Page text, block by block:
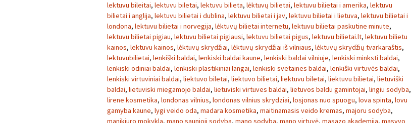
lektuvu bileitai, lektuvu biletai, lektuvu bilieta, lėktuvų bilietai, lektuvu bilietai i amerika, lektuvu
bilietai i anglija, lektuvu bilietai i dublina, lektuvu bilietai i jav, lektuvu bilietai i lietuva, lektuvu bilietai i
londona, lektuvu bilietai i norvegija, lėktuvų bilietai internetu, lektuvu bilietai paskutine minute,
lektuvu bilietai pigiau, lektuvu bilietai pigiausi, lektuvu bilietai pigus, lektuvu bilietai.lt, lektuvu bilietu
kainos, lektuvu kainos, lėktuvų skrydžiai, lėktuvų skrydžiai iš vilniaus, lėktuvų skrydžių tvarkaraštis,
lektuvubilietai, lenkiški baldai, lenkiski baldai kaune, lenkiski baldai vilniuje, lenkiski minksti baldai,
lenkiski odiniai baldai, lenkiski plastikiniai langai, lenkiski svetaines baldai, lenkiški virtuvės baldai,
lenkiski virtuviniai baldai, liektuvo biletai, liektuvo bilietai, liektuvu biletai, liektuvu bilietai, lietuviški
baldai, lietuviski miegamojo baldai, lietuviski virtuves baldai, lietuvos baldu gamintojai, lingiu sodyba,
lirene kosmetika, londonas vilnius, londonas vilnius skrydziai, losjonas nuo spuogu, lova spinta, lovu
gamyba kaune, lygi veido oda, madara kosmetika, maitinamasis veido kremas, majoru sodyba,
manikiuro mokykla, mano saunioji sodyba, mano sodyba, mano virtuvė, masazo akademija, masyvo